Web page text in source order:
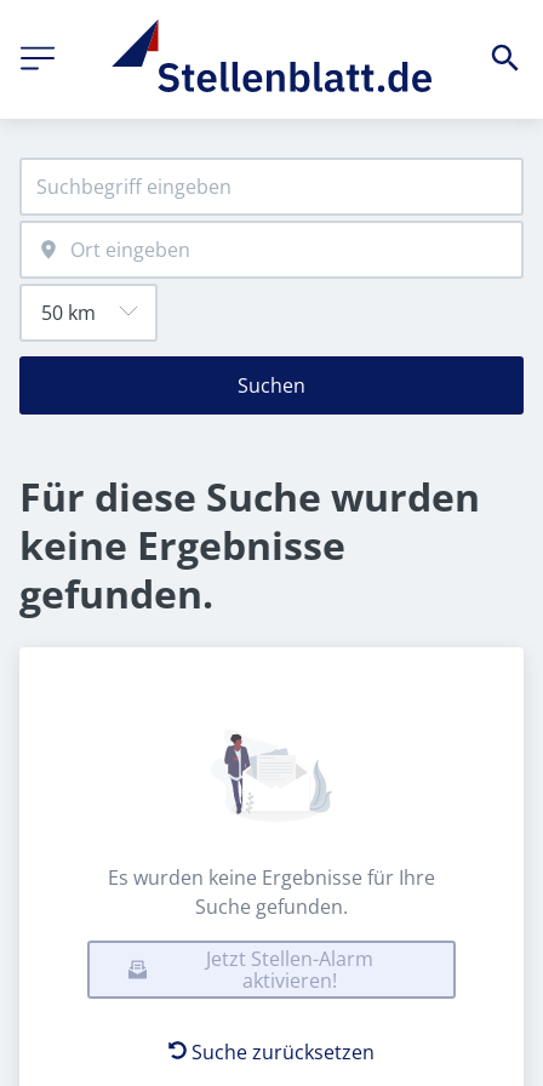
Suchen
Für diese Suche wurden
keine Ergebnisse
gefunden.
Es wurden keine Ergebnisse für Ihre
Suche gefunden.
Jetzt Stellen-Alarm
aktivieren!
Suche zurücksetzen